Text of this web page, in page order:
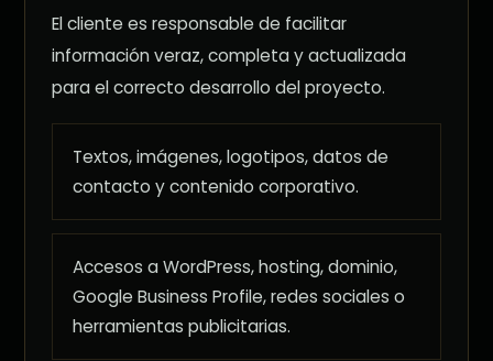
El cliente es responsable de facilitar
información veraz, completa y actualizada
para el correcto desarrollo del proyecto.
Textos, imágenes, logotipos, datos de
contacto y contenido corporativo.
Accesos a WordPress, hosting, dominio,
Google Business Profile, redes sociales o
herramientas publicitarias.